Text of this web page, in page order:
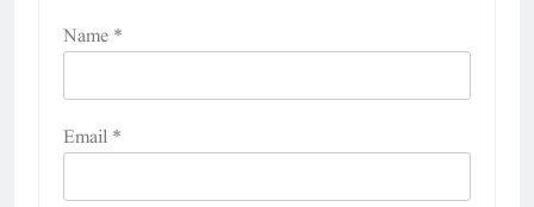
Name *
Email *